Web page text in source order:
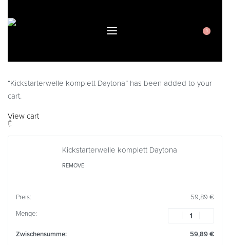
1
View cart
“Kickstarterwelle komplett Daytona” has been added to your
cart.
Kickstarterwelle komplett Daytona
REMOVE
59,89 €
59,89€